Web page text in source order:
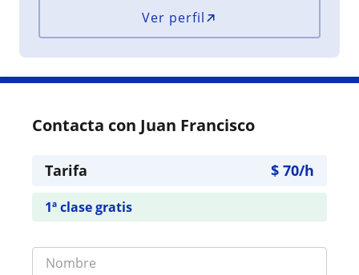
Ver perfil
Contacta con Juan Francisco
Tarifa $ 70/h
1ª clase gratis